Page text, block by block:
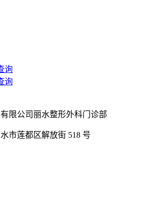
询
询
限公司丽水整形外科门诊部
市莲都区解放街 518 号